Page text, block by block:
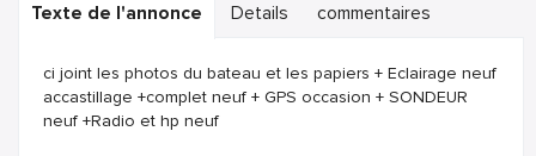
Texte de l'annonce Details commentaires
ci joint les photos du bateau et les papiers + Eclairage neuf
accastillage +complet neuf + GPS occasion + SONDEUR
neuf +Radio et hp neuf